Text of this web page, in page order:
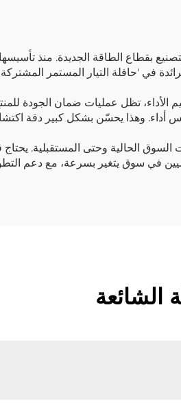
في 'حافلة التيار المستمر
الأداء، تظل عمليات ضمان الجودة
أداء. وهذا يحسّن بشكل كبير دقة
الحالية وحتى المستقبلية.
في سوق يتغير بسرعة، مع دعم
الشائعة